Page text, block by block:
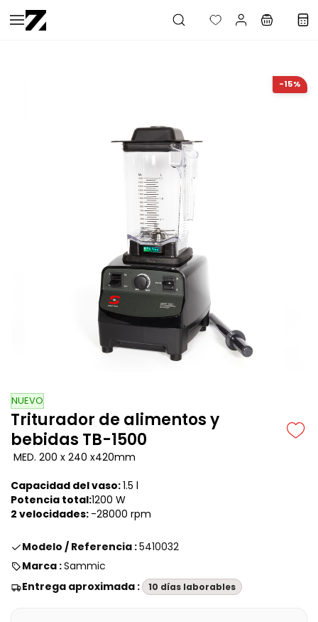
Saltar al
contenido
-15%
NUEVO
Triturador de alimentos y
bebidas TB-1500
MED. 200 x 240 x420mm
Capacidad del vaso:1.5 l
Potencia total:1200 W
2 velocidades: -28000 rpm
Modelo / Referencia :5410032
Marca :Sammic
Entrega aproximada :
10 días laborables